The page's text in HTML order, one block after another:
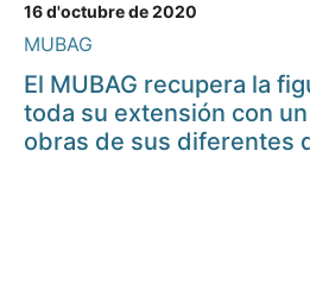
16 d'octubre de 2020
MUBAG
El MUBAG recupera la
toda su extensión con
obras de sus diferentes